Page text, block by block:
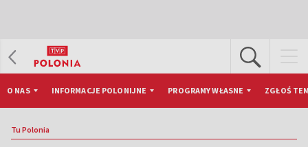
O NAS INFORMACJE POLONIJNE PROGRAMY WŁASNE ZGŁOŚ
Tu Polonia